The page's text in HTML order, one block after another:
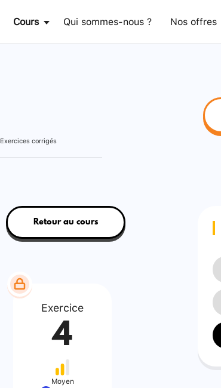
Cours Qui sommes-nous ? Nos offres
Exercices corrigés
Retour au cours
Exercice
4
Moyen